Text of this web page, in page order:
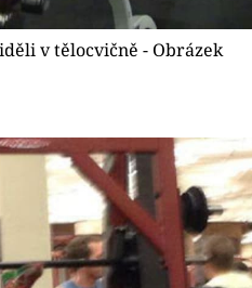
v tělocvičně - Obrázek